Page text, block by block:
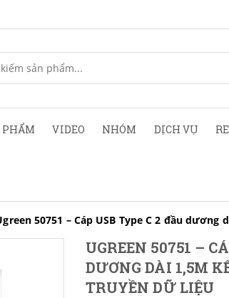
PHẨM VIDEO NHÓM DỊCH VỤ
50751 – Cáp USB Type C 2 đầu
UGREEN 50751 –
DƯƠNG DÀI 1,5M
TRUYỀN DỮ LIỆU